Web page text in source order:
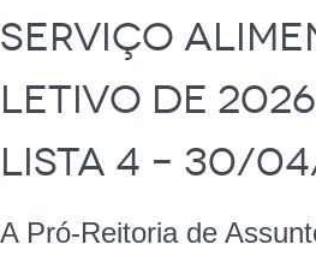
SERVIÇO
letivo de 2026
Lista 4 – 30/
A Pró-Reitoria de